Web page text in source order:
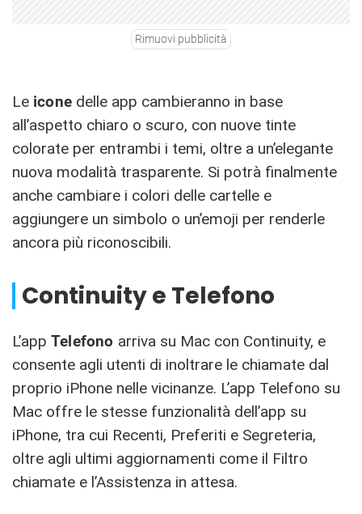
Rimuovi pubblicità
Le icone delle app cambieranno in base
all’aspetto chiaro o scuro, con nuove tinte
colorate per entrambi i temi, oltre a un’elegante
nuova modalità trasparente. Si potrà finalmente
anche cambiare i colori delle cartelle e
aggiungere un simbolo o un’emoji per renderle
ancora più riconoscibili.
Continuity e Telefono
L’app Telefono arriva su Mac con Continuity, e
consente agli utenti di inoltrare le chiamate dal
proprio iPhone nelle vicinanze. L’app Telefono su
Mac offre le stesse funzionalità dell’app su
iPhone, tra cui Recenti, Preferiti e Segreteria,
oltre agli ultimi aggiornamenti come il Filtro
chiamate e l’Assistenza in attesa.